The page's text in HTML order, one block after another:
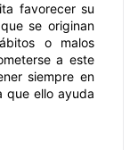
favorecer su
se originan
o malos
a este
siempre en
que ello ayuda